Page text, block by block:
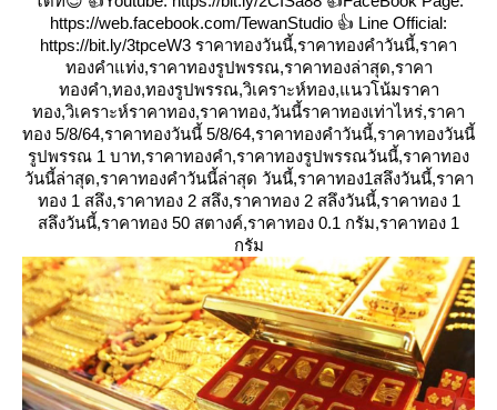
https://web.facebook.com/TewanStudio 👍 Line Official:
https://bit.ly/3tpceW3 ราคาทองวันนี้,ราคาทองคำวันนี้,ราคา
ทองคำแท่ง,ราคาทองรูปพรรณ,ราคาทองล่าสุด,ราคา
ทองคำ,ทอง,ทองรูปพรรณ,วิเคราะห์ทอง,แนวโน้มราคา
ทอง,วิเคราะห์ราคาทอง,ราคาทอง,วันนี้ราคาทองเท่าไหร่,ราคา
ทอง 5/8/64,ราคาทองวันนี้ 5/8/64,ราคาทองคําวันนี้,ราคาทองวันนี้
รูปพรรณ 1 บาท,ราคาทองคํา,ราคาทองรูปพรรณวันนี้,ราคาทอง
วันนี้ล่าสุด,ราคาทองคําวันนี้ล่าสุด วันนี้,ราคาทอง1สลึงวันนี้,ราคา
ทอง 1 สลึง,ราคาทอง 2 สลึง,ราคาทอง 2 สลึงวันนี้,ราคาทอง 1
สลึงวันนี้,ราคาทอง 50 สตางค์,ราคาทอง 0.1 กรัม,ราคาทอง 1
กรัม